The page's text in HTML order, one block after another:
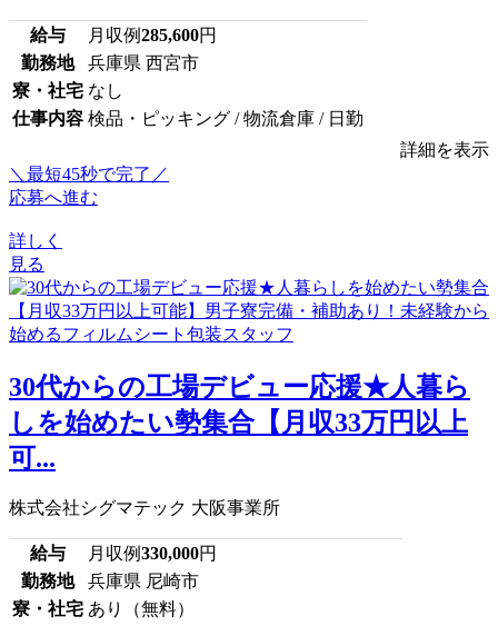
給与 月収例285,600円
勤務地
兵庫県 西宮市
寮・社宅 なし
仕事内容 検品・ピッキング / 物流倉庫 / 日勤
詳細を表示
＼最短45秒で完了／
応募へ進む
詳しく
見る
30代からの工場デビュー応援★人暮ら
しを始めたい勢集合【月収33万円以上
可...
株式会社シグマテック 大阪事業所
給与 月収例330,000円
勤務地
兵庫県 尼崎市
寮・社宅 あり（無料）